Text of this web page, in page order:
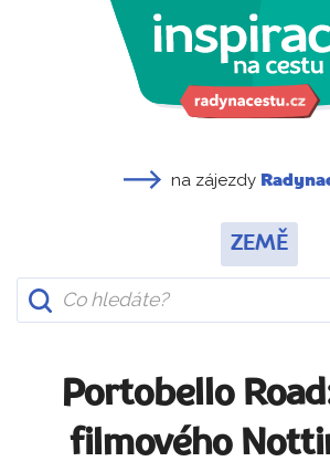
na zájezdy
ZEMĚ
Portobello
filmového